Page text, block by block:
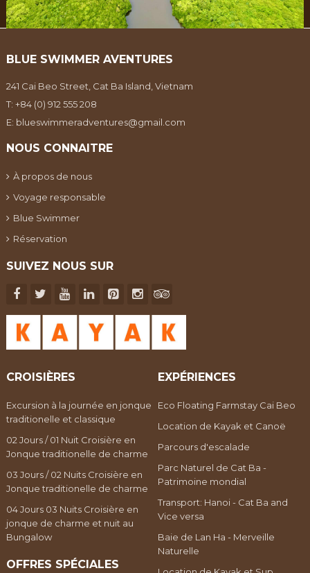
BLUE SWIMMER AVENTURES
241 Cai Beo Street, Cat Ba Island, Vietnam
T: +84 (0) 912 555 208
E: blueswimmeradventures@gmail.com
NOUS CONNAITRE
À propos de nous
Voyage responsable
Blue Swimmer
Réservation
SUIVEZ NOUS SUR
CROISIÈRES
Excursion à la journée en jonque
traditionelle et classique
02 Jours / 01 Nuit Croisière en
Jonque traditionelle de charme
03 Jours / 02 Nuits Croisière en
Jonque traditionelle de charme
04 Jours 03 Nuits Croisière en
jonque de charme et nuit au
Bungalow
OFFRES SPÉCIALES
EXPÉRIENCES
Eco Floating Farmstay Cai Beo
Location de Kayak et Canoë
Parcours d'escalade
Parc Naturel de Cat Ba -
Patrimoine mondial
Transport: Hanoi - Cat Ba and
Vice versa
Baie de Lan Ha - Merveille
Naturelle